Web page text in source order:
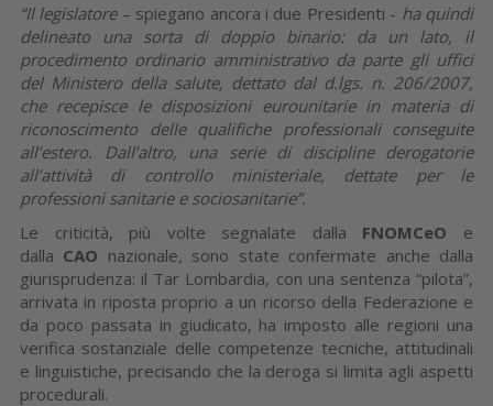
“Il legislatore– spiegano ancora i due Presidenti - ha quindi
delineato una sorta di doppio binario: da un lato, il
procedimento ordinario amministrativo da parte gli uffici
del Ministero della salute, dettato dal d.lgs. n. 206/2007,
che recepisce le disposizioni eurounitarie in materia di
riconoscimento delle qualifiche professionali conseguite
all’estero. Dall’altro, una serie di discipline derogatorie
all’attività di controllo ministeriale, dettate per le
professioni sanitarie e sociosanitarie”.
Le criticità, più volte segnalate dalla FNOMCeO e
dalla CAO nazionale, sono state confermate anche dalla
giurisprudenza: il Tar Lombardia, con una sentenza “pilota”,
arrivata in riposta proprio a un ricorso della Federazione e
da poco passata in giudicato, ha imposto alle regioni una
verifica sostanziale delle competenze tecniche, attitudinali
e linguistiche, precisando che la deroga si limita agli aspetti
procedurali.